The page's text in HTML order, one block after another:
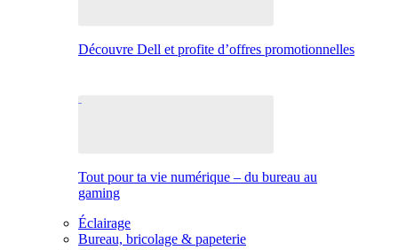
Découvre Dell et profite d’offres promotionnelles
Tout pour ta vie numérique – du bureau au
gaming
Éclairage
Bureau, bricolage & papeterie